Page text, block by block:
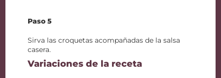
Paso 5
Sirva las croquetas acompañadas de la salsa
casera.
Variaciones de la receta